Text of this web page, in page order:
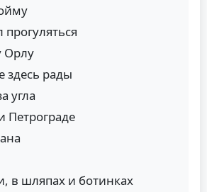
Орлу
здесь рады
угла
Петрограде
в шляпах и ботинках